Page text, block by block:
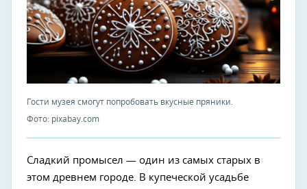
Гости музея смогут попробовать вкусные пряники.
Фото: pixabay.com
Сладкий промысел — один из самых старых в
этом древнем городе. В купеческой усадьбе